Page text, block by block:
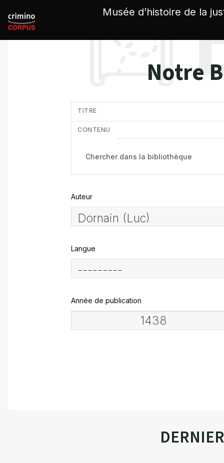
Musée d’histoire de la
Notre
TITRE
CONTENU
Auteur
Langue
Année de publication
Panneau de gestion des cookies